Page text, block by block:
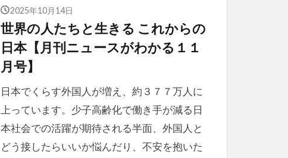
2025年10月14日
世界の人たちと生きる これからの
日本【月刊ニュースがわかる１１
月号】
日本でくらす外国人が増え、約３７７万人に
上っています。少子高齢化で働き手が減る日
本社会での活躍が期待される半面、外国人と
どう接したらいいか悩んだり、不安を抱いた